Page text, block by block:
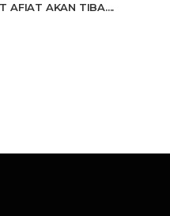
AFIAT AKAN TIBA....